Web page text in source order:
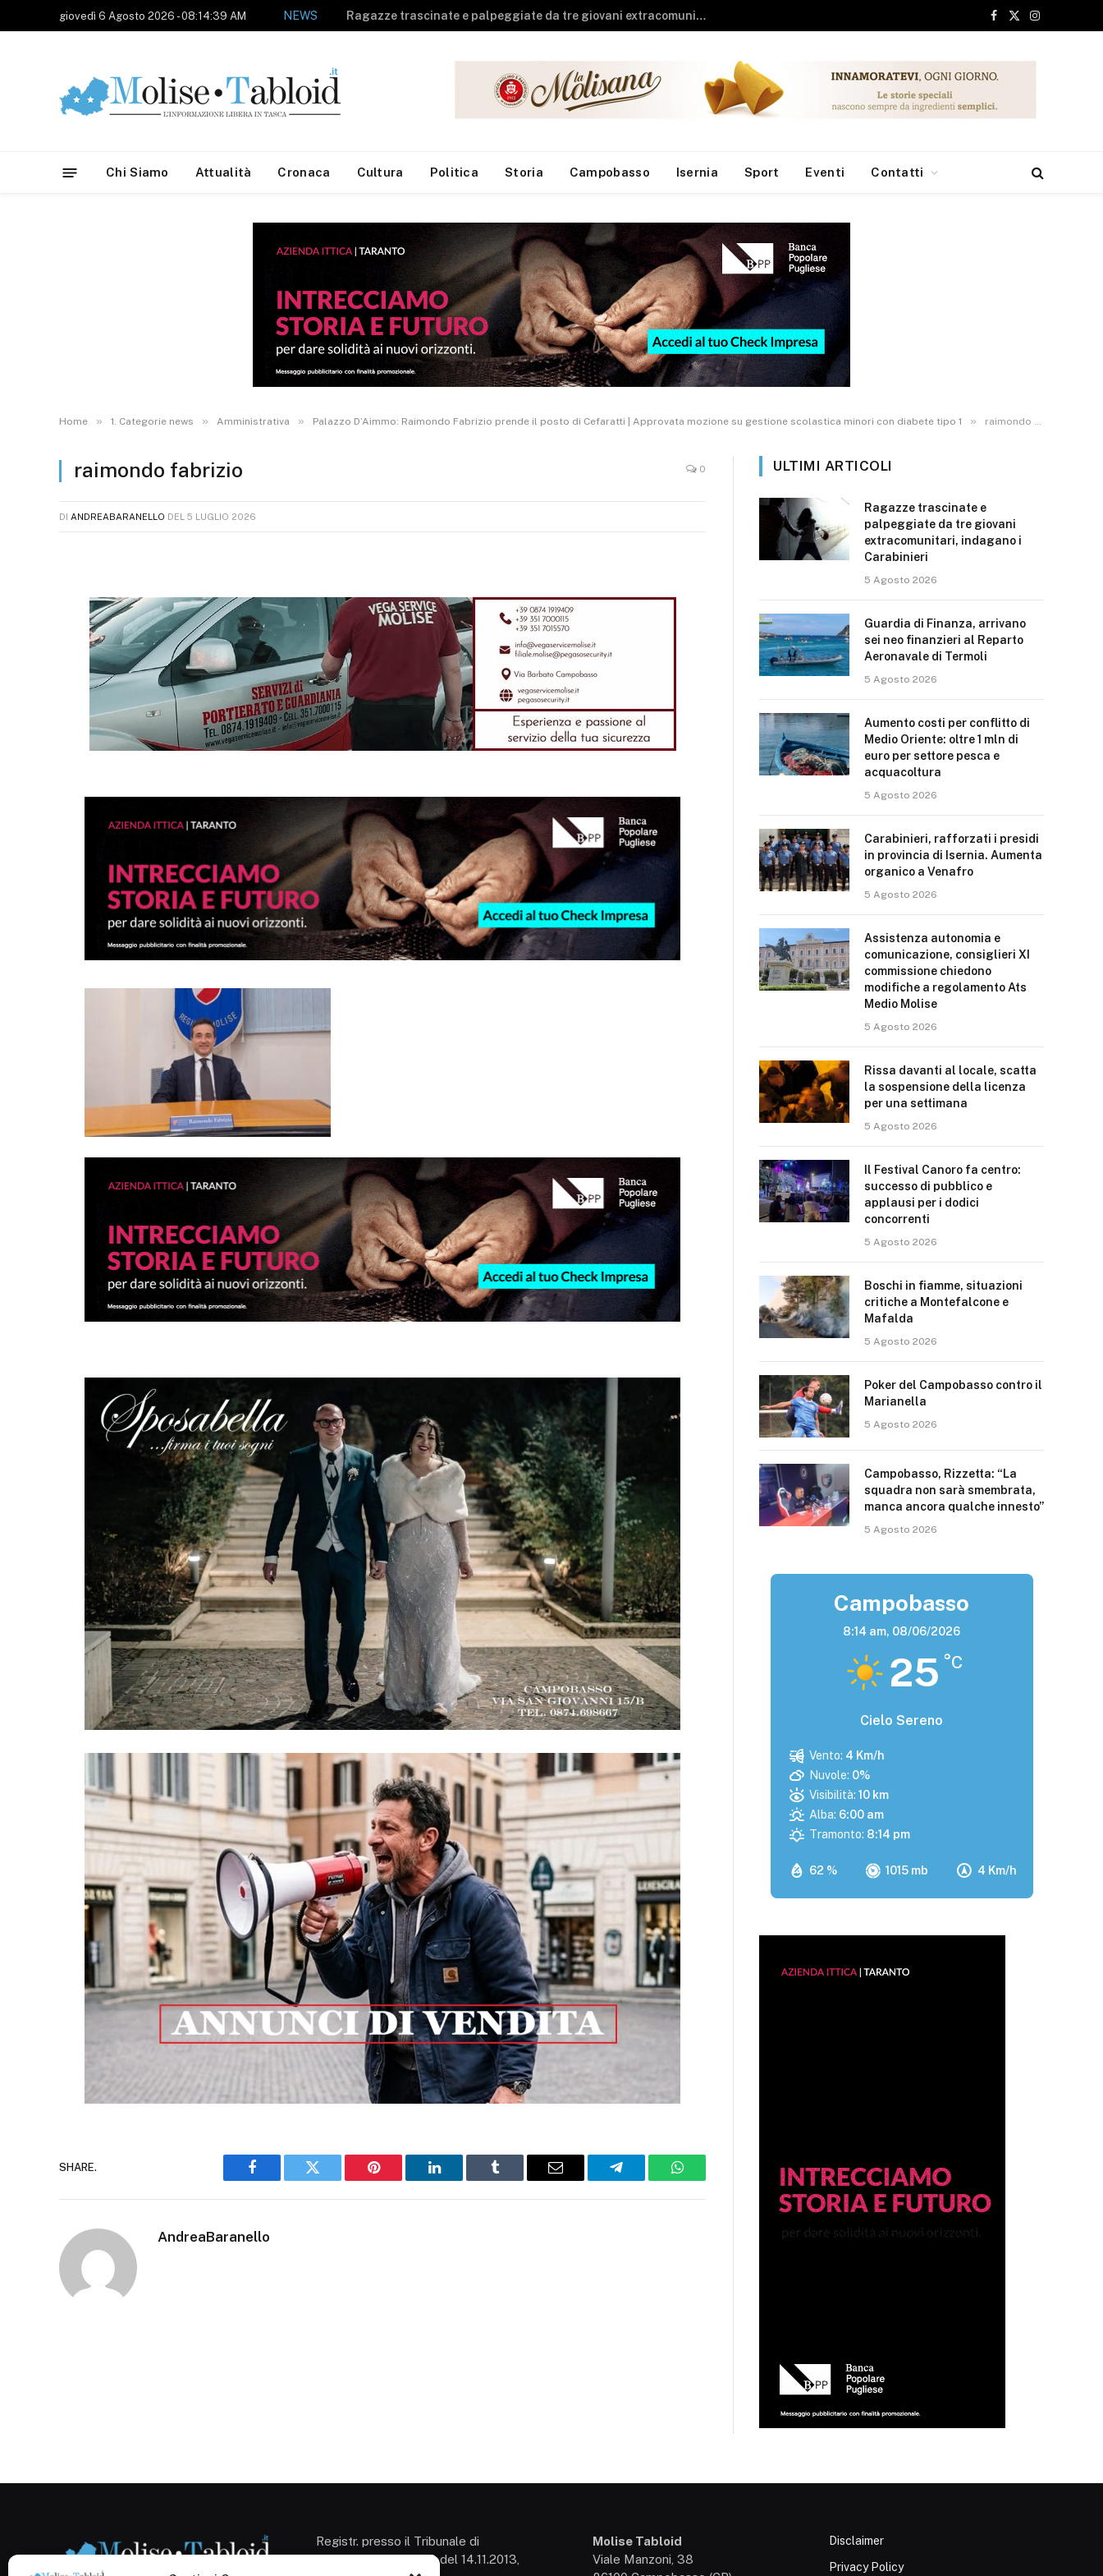
giovedì 6 Agosto 2026 - 08:14:39 AM NEWS Guardia di Finanza, arrivano sei neo finanzieri al Reparto Aeronavale di Termoli
Facebook
X
Instagram
Chi Siamo Attualità Cronaca Cultura Politica Storia Campobasso Isernia Sport Eventi Contatti
Home » 1. Categorie news » Amministrativa » Palazzo D’Aimmo: Raimondo Fabrizio prende il posto di Cefaratti | Approvata mozione su gestione scolastica minori con diabete tipo 1 » raimondo fabrizio
raimondo fabrizio 0
DI ANDREABARANELLO DEL 5 LUGLIO 2026
SHARE.
Facebook Twitter Pinterest LinkedIn Tumblr Email Telegram WhatsApp
AndreaBaranello
ULTIMI ARTICOLI
Ragazze trascinate e
palpeggiate da tre giovani
extracomunitari, indagano i
Carabinieri
5 Agosto 2026
Guardia di Finanza, arrivano
sei neo finanzieri al Reparto
Aeronavale di Termoli
5 Agosto 2026
Aumento costi per conflitto di
Medio Oriente: oltre 1 mln di
euro per settore pesca e
acquacoltura
5 Agosto 2026
Carabinieri, rafforzati i presidi
in provincia di Isernia. Aumenta
organico a Venafro
5 Agosto 2026
Assistenza autonomia e
comunicazione, consiglieri XI
commissione chiedono
modifiche a regolamento Ats
Medio Molise
5 Agosto 2026
Rissa davanti al locale, scatta
la sospensione della licenza
per una settimana
5 Agosto 2026
Il Festival Canoro fa centro:
successo di pubblico e
applausi per i dodici
concorrenti
5 Agosto 2026
Boschi in fiamme, situazioni
critiche a Montefalcone e
Mafalda
5 Agosto 2026
Poker del Campobasso contro il
Marianella
5 Agosto 2026
Campobasso, Rizzetta: “La
squadra non sarà smembrata,
manca ancora qualche innesto”
5 Agosto 2026
Campobasso
8:14 am, 08/06/2026
25 °C
Cielo Sereno
62 % 1015 mb 4 Km/h
Vento: 4 Km/h
Nuvole: 0%
Visibilità: 10 km
Alba: 6:00 am
Tramonto: 8:14 pm
Registr. presso il Tribunale di
Campobasso: 3/2013 del 14.11.2013,
Molise Tabloid
Viale Manzoni, 38
Disclaimer
Privacy Policy